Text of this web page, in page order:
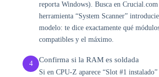
reporta Windows). Busca en
herramienta “System Scanner”
modelo: te dice exactamente qué
compatibles y el máximo.
4 Confirma si la RAM es soldada
Si en CPU-Z aparece “Slot #1